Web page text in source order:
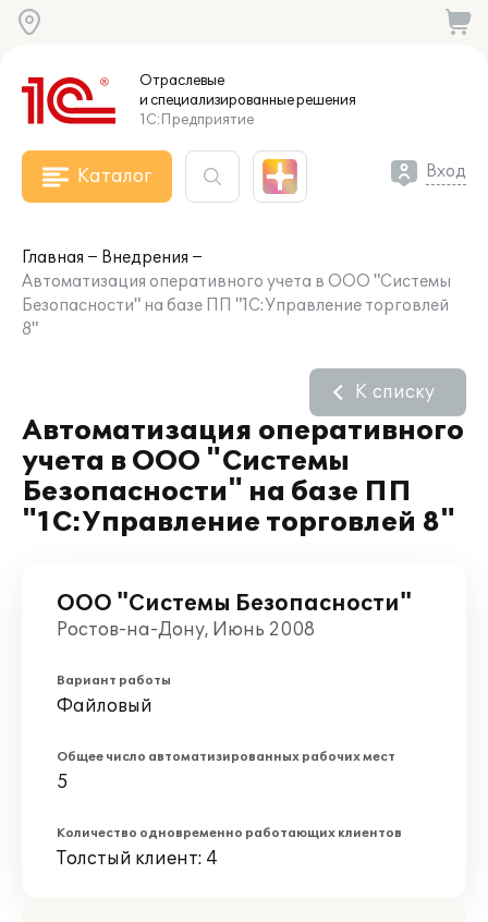
Отраслевые
и специализированныерешения
1С:Предприятие
Каталог Вход
Главная
Внедрения
Автоматизация оперативного учета в ООО "Cистемы
Безопасности" на базе ПП "1С:Управление торговлей
8"
Автоматизация оперативного
учета в ООО "Cистемы
Безопасности" на базе ПП
"1С:Управление торговлей 8"
К списку
ООО "Системы Безопасности"
Ростов-на-Дону, Июнь 2008
Вариант работы
Файловый
Общее число автоматизированных рабочих мест
5
Количество одновременно работающих клиентов
Толстый клиент: 4